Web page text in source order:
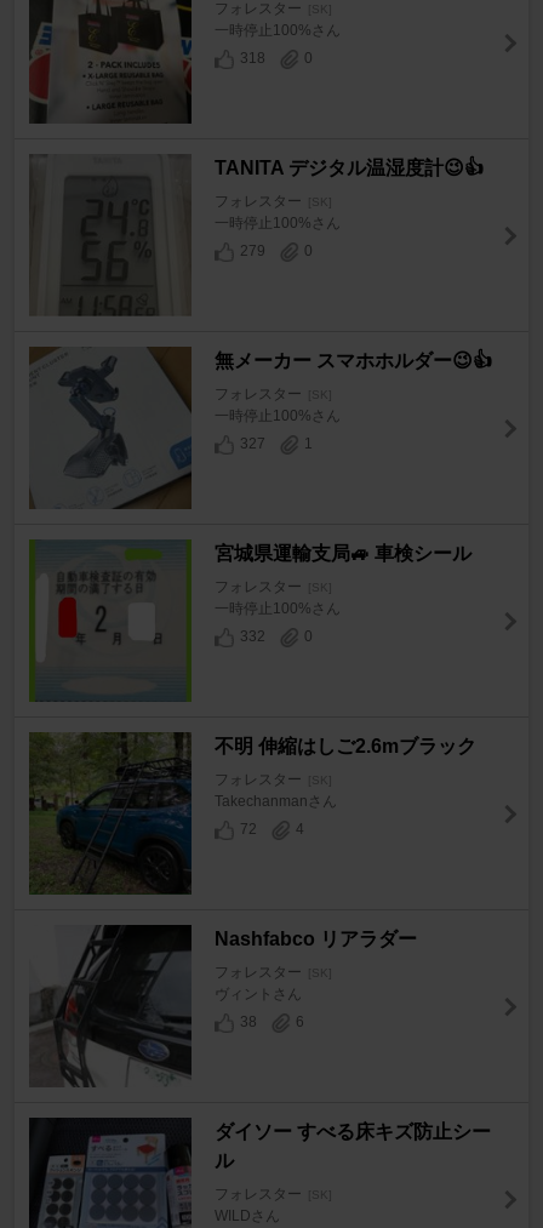
フォレスター
一時停止100%さん
318
0
TANITA デジタル温湿度計😉👍
フォレスター
一時停止100%さん
279
0
無メーカー スマホホルダー😉👍
フォレスター
一時停止100%さん
327
1
宮城県運輸支局🚙 車検シール
フォレスター
一時停止100%さん
332
0
不明 伸縮はしご2.6mブラック
フォレスター
Takechanmanさん
72
4
Nashfabco リアラダー
フォレスター
ヴィントさん
38
6
ダイソー すべる床キズ防止シー
ル
フォレスター
WILDさん